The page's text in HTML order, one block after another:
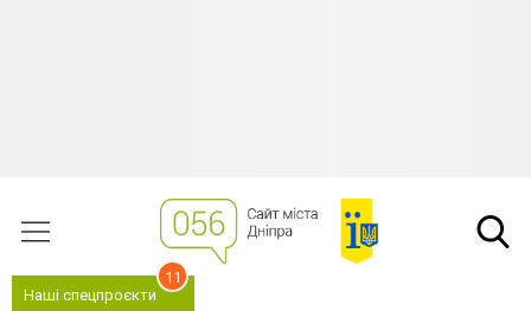
Наші спецпроєкти
11